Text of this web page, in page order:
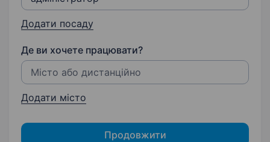
Додати посаду
Де ви хочете працювати?
Додати місто
Продовжити